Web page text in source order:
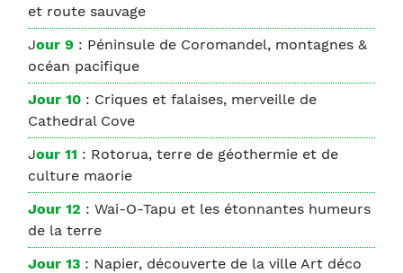
et route sauvage
Jour 9 : Péninsule de Coromandel, montagnes &
océan pacifique
Jour 10 : Criques et falaises, merveille de
Cathedral Cove
Jour 11 : Rotorua, terre de géothermie et de
culture maorie
Jour 12 : Wai-O-Tapu et les étonnantes humeurs
de la terre
Jour 13 : Napier, découverte de la ville Art déco